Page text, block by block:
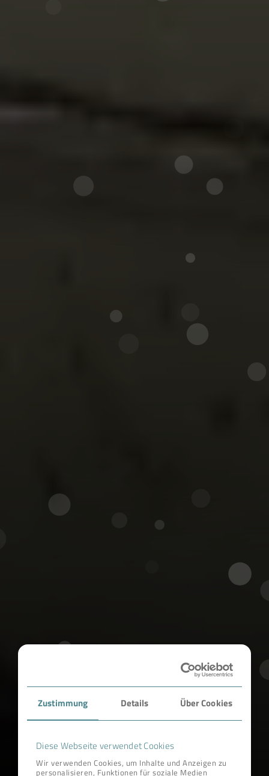
Zustimmung Details Über Cookies
Diese Webseite verwendet Cookies
Wir verwenden Cookies, um Inhalte und Anzeigen zu
personalisieren, Funktionen für soziale Medien